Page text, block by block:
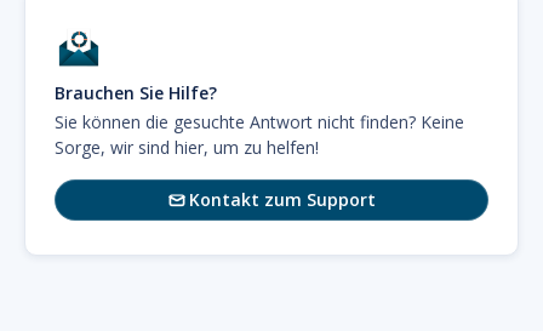
Brauchen Sie Hilfe?
Sie können die gesuchte Antwort nicht finden? Keine
Sorge, wir sind hier, um zu helfen!
Kontakt zum Support